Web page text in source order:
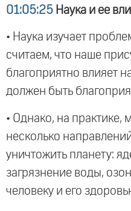
01:05:25 Наука и ее
• Наука изучает
считаем, что наше
благоприятно влияет
должен быть
• Однако, на практике,
несколько
уничтожить планету:
загрязнение воды,
человеку и его